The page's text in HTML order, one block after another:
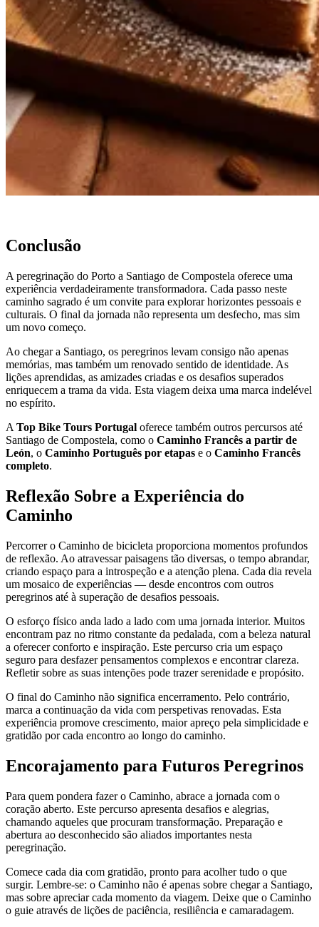
Passeio de bicicleta antigas linhas de Comboio
7 Dias
Todos os ToursPor Nível de CiclistaPor CategoriaPor Tipo de
Conclusão
A peregrinação do Porto a Santiago de Compostela oferece uma
experiência verdadeiramente transformadora. Cada passo neste
caminho sagrado é um convite para explorar horizontes pessoais e
culturais. O final da jornada não representa um desfecho, mas sim
um novo começo.
Ao chegar a Santiago, os peregrinos levam consigo não apenas
memórias, mas também um renovado sentido de identidade. As
lições aprendidas, as amizades criadas e os desafios superados
enriquecem a trama da vida. Esta viagem deixa uma marca indelével
no espírito.
A Top Bike Tours Portugal oferece também outros percursos até
Santiago de Compostela, como o Caminho Francês a partir de
León, o Caminho Português por etapas e o Caminho Francês
completo.
Reflexão Sobre a Experiência do
Caminho
Percorrer o Caminho de bicicleta proporciona momentos profundos
de reflexão. Ao atravessar paisagens tão diversas, o tempo abrandar,
criando espaço para a introspeção e a atenção plena. Cada dia revela
um mosaico de experiências — desde encontros com outros
peregrinos até à superação de desafios pessoais.
O esforço físico anda lado a lado com uma jornada interior. Muitos
encontram paz no ritmo constante da pedalada, com a beleza natural
a oferecer conforto e inspiração. Este percurso cria um espaço
seguro para desfazer pensamentos complexos e encontrar clareza.
Refletir sobre as suas intenções pode trazer serenidade e propósito.
O final do Caminho não significa encerramento. Pelo contrário,
marca a continuação da vida com perspetivas renovadas. Esta
experiência promove crescimento, maior apreço pela simplicidade e
gratidão por cada encontro ao longo do caminho.
Encorajamento para Futuros Peregrinos
Para quem pondera fazer o Caminho, abrace a jornada com o
coração aberto. Este percurso apresenta desafios e alegrias,
chamando aqueles que procuram transformação. Preparação e
abertura ao desconhecido são aliados importantes nesta
peregrinação.
Comece cada dia com gratidão, pronto para acolher tudo o que
surgir. Lembre-se: o Caminho não é apenas sobre chegar a Santiago,
mas sobre apreciar cada momento da viagem. Deixe que o Caminho
o guie através de lições de paciência, resiliência e camaradagem.